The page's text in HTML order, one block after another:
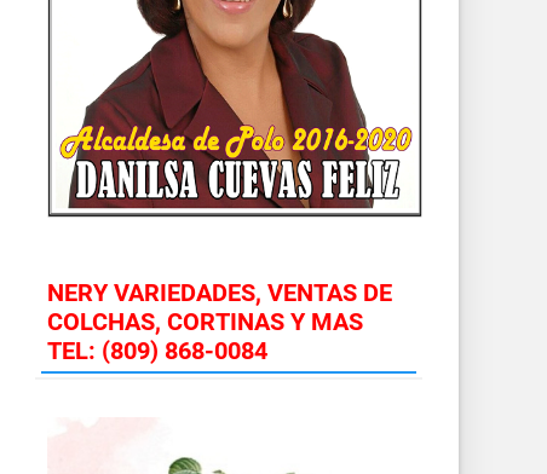
NERY VARIEDADES, VENTAS DE
COLCHAS, CORTINAS Y MAS
TEL: (809) 868-0084